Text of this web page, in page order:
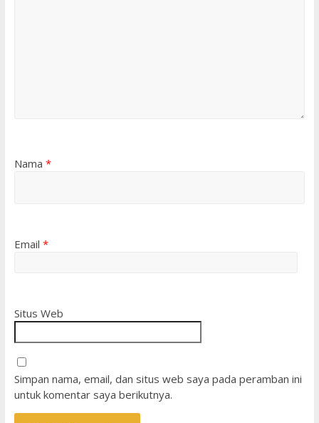
Nama *
Email *
Situs Web
Simpan nama, email, dan situs web saya pada peramban ini
untuk komentar saya berikutnya.